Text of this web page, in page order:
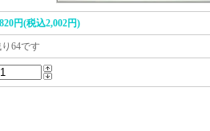
円(税込2,002円)
64です